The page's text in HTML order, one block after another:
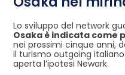
Lo sviluppo del network
Osaka è indicata come
nei prossimi cinque anni,
il turismo outgoing
aperta l’ipotesi Newark.